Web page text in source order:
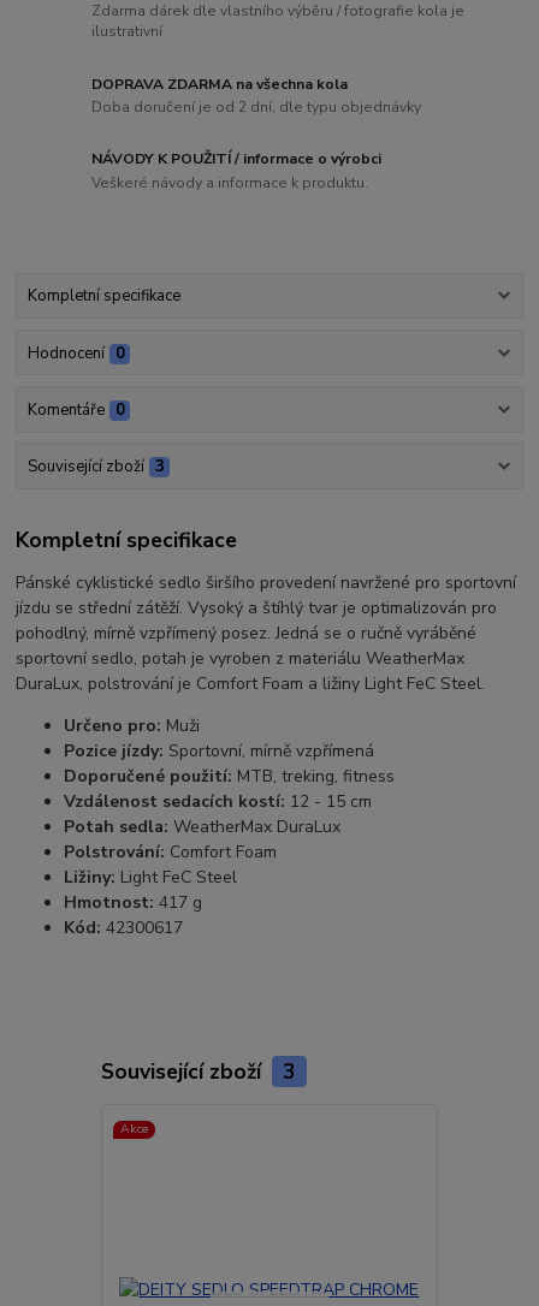
Zdarma dárek dle vlastního výběru / fotografie kola je
ilustrativní
DOPRAVA ZDARMA na všechna kola
Doba doručení je od 2 dní, dle typu objednávky
NÁVODY K POUŽITÍ / informace o výrobci
Veškeré návody a informace k produktu.
Kompletní specifikace
Hodnocení 0
Komentáře 0
Související zboží 3
Kompletní specifikace
Pánské cyklistické sedlo širšího provedení navržené pro sportovní
jízdu se střední zátěží. Vysoký a štíhlý tvar je optimalizován pro
pohodlný, mírně vzpřímený posez. Jedná se o ručně vyráběné
sportovní sedlo, potah je vyroben z materiálu WeatherMax
DuraLux, polstrování je Comfort Foam a ližiny Light FeC Steel.
Určeno pro: Muži
Pozice jízdy: Sportovní, mírně vzpřímená
Doporučené použití: MTB, treking, fitness
Vzdálenost sedacích kostí: 12 - 15 cm
Potah sedla: WeatherMax DuraLux
Polstrování: Comfort Foam
Ližiny: Light FeC Steel
Hmotnost: 417 g
Kód: 42300617
Související zboží 3
Akce